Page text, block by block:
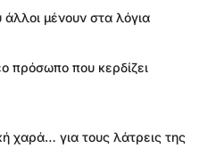
μένουν στα λόγια
πρόσωπο που κερδίζει
χαρά… για τους λάτρεις της